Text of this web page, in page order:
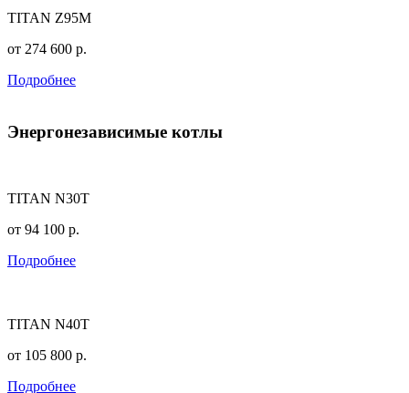
TITAN Z95M
от 274 600 р.
Подробнее
Энергонезависимые котлы
TITAN N30T
от 94 100 р.
Подробнее
TITAN N40T
от 105 800 р.
Подробнее